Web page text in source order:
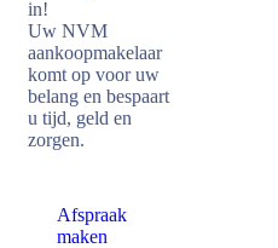
in!
Uw NVM
aankoopmakelaar
komt op voor uw
belang en bespaart
u tijd, geld en
zorgen.
Afspraak
maken